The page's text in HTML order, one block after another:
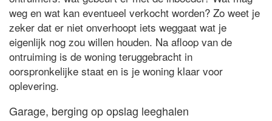
weg en wat kan eventueel verkocht worden? Zo weet je
zeker dat er niet onverhoopt iets weggaat wat je
eigenlijk nog zou willen houden. Na afloop van de
ontruiming is de woning teruggebracht in
oorspronkelijke staat en is je woning klaar voor
oplevering.
Garage, berging op opslag leeghalen